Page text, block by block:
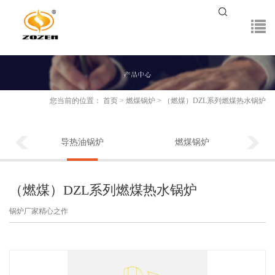
您当前的位置： 首页 > 燃煤锅炉 > （燃煤）DZL系列燃煤热水锅炉
导热油锅炉 燃煤锅炉
（燃煤）DZL系列燃煤热水锅炉
锅炉厂家精心之作